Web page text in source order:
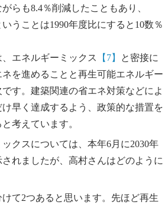
らも8.4％削減したこともあり、
うことは1990年度比にすると10数％
エネルギーミックス
【7】
と密接に
を進めることと再生可能エネルギー
す。建築関連の省エネ対策などによ
け早く達成するよう、政策的な措置を
考えています。
クスについては、本年6月に2030年
れましたが、高村さんはどのように
て2つあると思います。先ほど再生